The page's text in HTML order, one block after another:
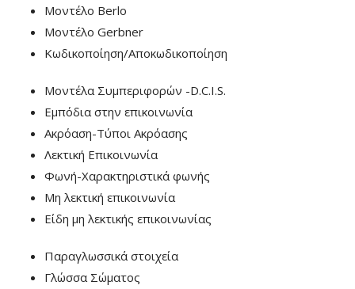
Μοντέλο Berlo
Μοντέλο Gerbner
Κωδικοποίηση/Αποκωδικοποίηση
Μοντέλα Συμπεριφορών -D.C.I.S.
Εμπόδια στην επικοινωνία
Ακρόαση-Τύποι Ακρόασης
Λεκτική Επικοινωνία
Φωνή-Χαρακτηριστικά φωνής
Μη λεκτική επικοινωνία
Είδη μη λεκτικής επικοινωνίας
Παραγλωσσικά στοιχεία
Γλώσσα Σώματος